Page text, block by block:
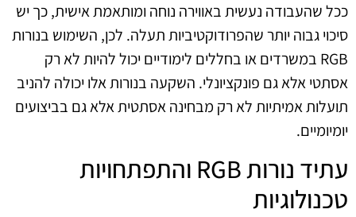
ככל שהעבודה נעשית באווירה נוחה ומותאמת אישית, כך יש
סיכוי גבוה יותר שהפרודוקטיביות תעלה. לכן, השימוש בנורות
RGB במשרדים או בחללים לימודיים יכול להיות לא רק
אסתטי אלא גם פונקציונלי. השקעה בנורות אלו יכולה להניב
תועלות אמיתיות לא רק מבחינה אסתטית אלא גם בביצועים
יומיומיים.
עתיד נורות RGB והתפתחויות
טכנולוגיות